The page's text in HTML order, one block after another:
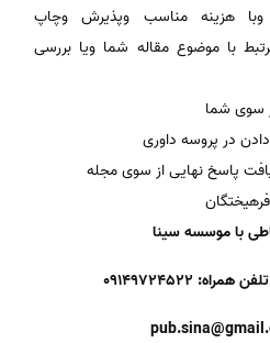
هزینه مناسب وپذیرش وچاپ
با موضوع مقاله شما ویا بررسی
سوی شما
در پروسه داوری
پاسخ نهایی از سوی مجله
با موسسه سینا
تلفن همراه: ۰۹۱۴۹۷۲۴۵۲۲